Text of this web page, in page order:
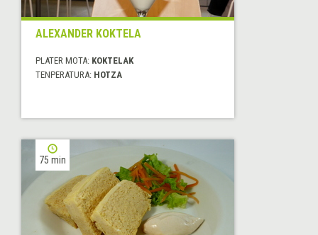
ALEXANDER KOKTELA
PLATER MOTA: KOKTELAK
TENPERATURA: HOTZA
75 min